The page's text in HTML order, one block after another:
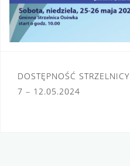
Nawigacja
wpisu
DOSTĘPNOŚĆ STRZELNICY
7 – 12.05.2024